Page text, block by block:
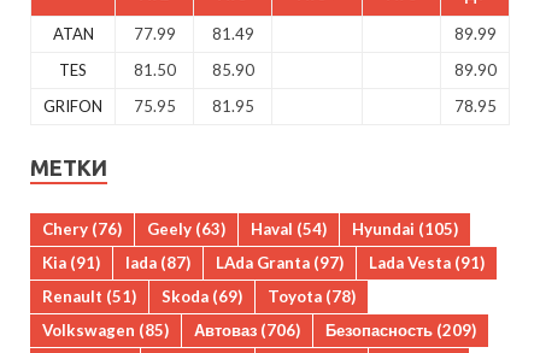
ATAN 77.99 81.49
89.99
TES
81.50 85.90
89.90
GRIFON
75.95 81.95 78.95
МЕТКИ
Chery (76) Geely (63) Haval (54) Hyundai (105)
Kia (91) lada (87) LAda Granta (97) Lada Vesta (91)
Renault (51) Skoda (69) Toyota (78)
Volkswagen (85) Автоваз (706) Безопасность (209)